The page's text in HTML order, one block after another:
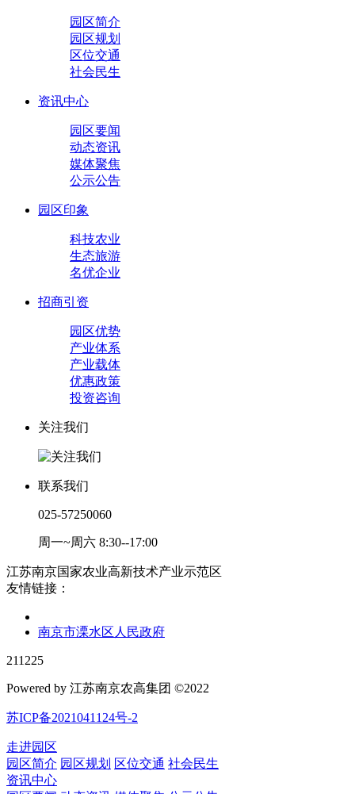
园区简介
园区规划
区位交通
社会民生
资讯中心
园区要闻
动态资讯
媒体聚焦
公示公告
园区印象
科技农业
生态旅游
名优企业
招商引资
园区优势
产业体系
产业载体
优惠政策
投资咨询
关注我们
联系我们
025-57250060
周一~周六 8:30--17:00
江苏南京国家农业高新技术产业示范区
友情链接：
南京市溧水区人民政府
211225
Powered by 江苏南京农高集团 ©2022
苏ICP备2021041124号-2
走进园区
园区简介 园区规划 区位交通 社会民生
资讯中心